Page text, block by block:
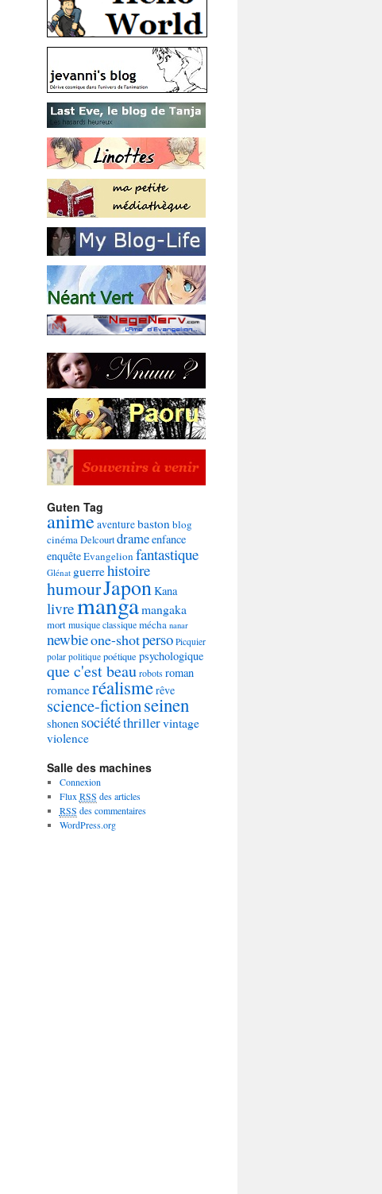
Guten Tag
animeaventurebaston blog
cinémaDelcourtdrameenfance
enquêteEvangelion fantastique
Glénat guerrehistoire
humourJapon Kana
livremangamangaka
mortmusique classiquemécha nanar
newbieone-shotperso Picquier
polar politique poétique psychologique
que c'est beaurobotsroman
romanceréalismerêve
science-fictionseinen
shonen sociététhrillervintage
violence
Salle des machines
Connexion
Flux RSS des articles
RSS des commentaires
WordPress.org